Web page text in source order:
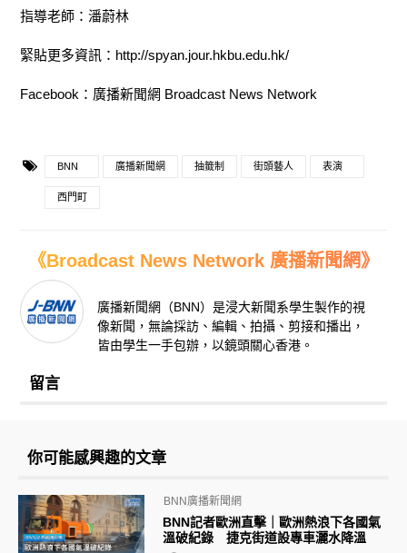
指導老師：潘蔚林
緊貼更多資訊： http://spyan.jour.hkbu.edu.hk/
Facebook ：廣播新聞網 Broadcast News Network
BNN 廣播新聞網 抽籤制 街頭藝人 表演
西門町
《Broadcast News Network 廣播新聞網》
廣播新聞網（BNN）是浸大新聞系學生製作的視
像新聞，無論採訪、編輯、拍攝、剪接和播出，
皆由學生一手包辦，以鏡頭關心香港。
留言
你可能感興趣的文章
BNN記者歐洲直擊｜歐洲熱浪下各國氣
溫破紀錄 捷克街道設專車灑水降溫
BNN廣播新聞網